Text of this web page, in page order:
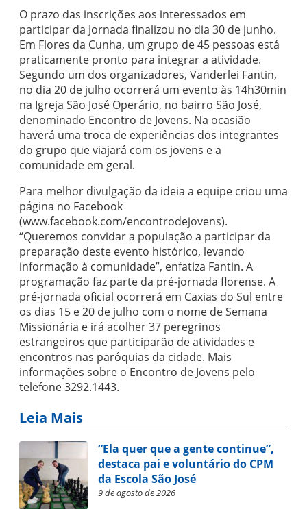
O prazo das inscrições aos interessados em
participar da Jornada finalizou no dia 30 de junho.
Em Flores da Cunha, um grupo de 45 pessoas está
praticamente pronto para integrar a atividade.
Segundo um dos organizadores, Vanderlei Fantin,
no dia 20 de julho ocorrerá um evento às 14h30min
na Igreja São José Operário, no bairro São José,
denominado Encontro de Jovens. Na ocasião
haverá uma troca de experiências dos integrantes
do grupo que viajará com os jovens e a
comunidade em geral.
Para melhor divulgação da ideia a equipe criou uma
página no Facebook
(www.facebook.com/encontrodejovens).
“Queremos convidar a população a participar da
preparação deste evento histórico, levando
informação à comunidade”, enfatiza Fantin. A
programação faz parte da pré-jornada florense. A
pré-jornada oficial ocorrerá em Caxias do Sul entre
os dias 15 e 20 de julho com o nome de Semana
Missionária e irá acolher 37 peregrinos
estrangeiros que participarão de atividades e
encontros nas paróquias da cidade. Mais
informações sobre o Encontro de Jovens pelo
telefone 3292.1443.
Leia Mais
“Ela quer que a gente continue”,
destaca pai e voluntário do CPM
da Escola São José
9 de agosto de 2026